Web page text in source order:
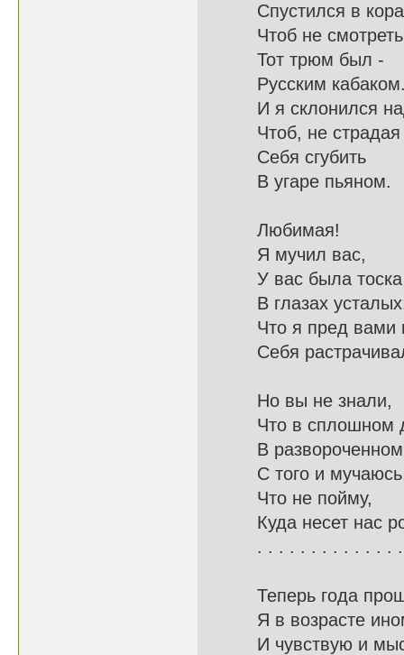
Спустился в
Чтоб не
Тот трюм был -
И я
Чтоб, не
Себя сгубить
В
Любимая!
Я
У вас была тоска
В
Что я
Себя
Но вы не знали,
Что в
В
С того и
Что
Куда несет
. . . . . . . . . . . . . .
Теперь года
Я в
И чувствую